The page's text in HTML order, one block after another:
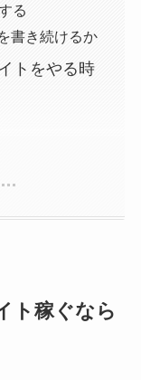
る
書き続けるか
トをやる時
ト稼ぐなら